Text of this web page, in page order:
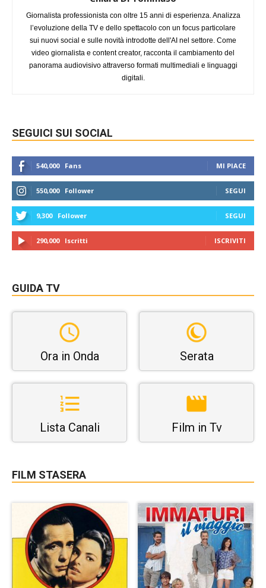
Giornalista professionista con oltre 15 anni di esperienza. Analizza
l’evoluzione della TV e dello spettacolo con un focus particolare
sui nuovi social e sulle novità introdotte dell'AI nel settore. Come
video giornalista e content creator, racconta il cambiamento del
panorama audiovisivo attraverso formati multimediali e linguaggi
digitali.
SEGUICI SUI SOCIAL
540,000 Fans MI PIACE
550,000 Follower SEGUI
9,300 Follower SEGUI
290,000 Iscritti ISCRIVITI
GUIDA TV
Ora in Onda Serata
Lista Canali Film in Tv
FILM STASERA